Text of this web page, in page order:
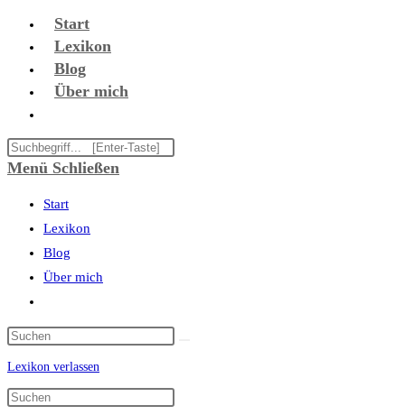
Zum
Start
Lexikon
Blog
Über mich
Suche
umschalten
Diese
Website
Menü Schließen
Start
Lexikon
Blog
Über mich
Suche
umschalten
Lexikon verlassen